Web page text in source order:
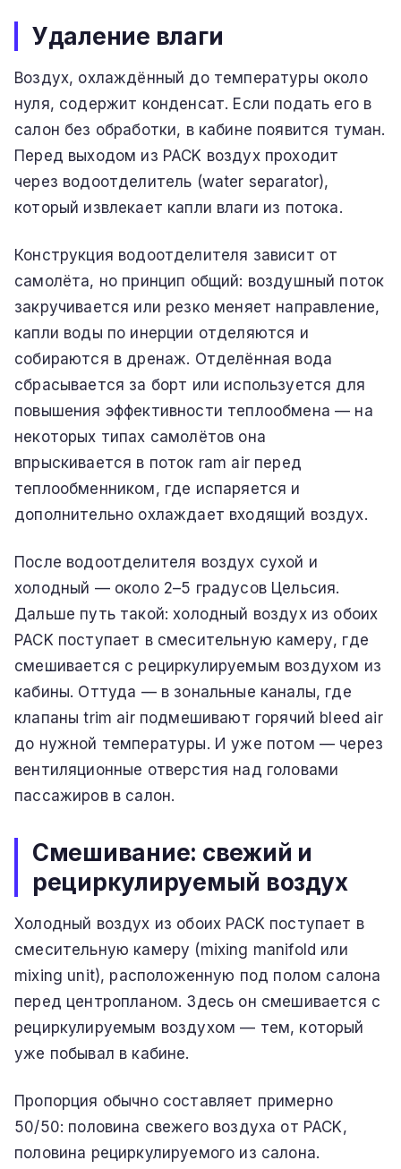
Удаление влаги
Воздух, охлаждённый до температуры около
нуля, содержит конденсат. Если подать его в
салон без обработки, в кабине появится туман.
Перед выходом из PACK воздух проходит
через водоотделитель (water separator),
который извлекает капли влаги из потока.
Конструкция водоотделителя зависит от
самолёта, но принцип общий: воздушный поток
закручивается или резко меняет направление,
капли воды по инерции отделяются и
собираются в дренаж. Отделённая вода
сбрасывается за борт или используется для
повышения эффективности теплообмена — на
некоторых типах самолётов она
впрыскивается в поток ram air перед
теплообменником, где испаряется и
дополнительно охлаждает входящий воздух.
После водоотделителя воздух сухой и
холодный — около 2–5 градусов Цельсия.
Дальше путь такой: холодный воздух из обоих
PACK поступает в смесительную камеру, где
смешивается с рециркулируемым воздухом из
кабины. Оттуда — в зональные каналы, где
клапаны trim air подмешивают горячий bleed air
до нужной температуры. И уже потом — через
вентиляционные отверстия над головами
пассажиров в салон.
Смешивание: свежий и
рециркулируемый воздух
Холодный воздух из обоих PACK поступает в
смесительную камеру (mixing manifold или
mixing unit), расположенную под полом салона
перед центропланом. Здесь он смешивается с
рециркулируемым воздухом — тем, который
уже побывал в кабине.
Пропорция обычно составляет примерно
50/50: половина свежего воздуха от PACK,
половина рециркулируемого из салона.